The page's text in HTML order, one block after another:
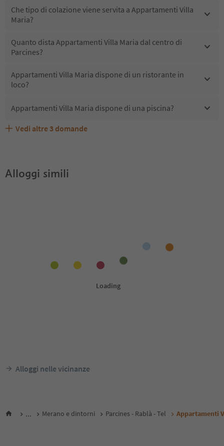
Che tipo di colazione viene servita a Appartamenti Villa
Maria?
Quanto dista Appartamenti Villa Maria dal centro di
Parcines?
Appartamenti Villa Maria dispone di un ristorante in
loco?
Appartamenti Villa Maria dispone di una piscina?
Appartamenti Villa Maria accetta animali domestici?
Quali servizi/attività sono disponibili presso
Gli ospiti di Appartamenti Villa Maria ricevono l'Alto
Vedi altre 3 domande
Alloggi simili
Alloggi nelle vicinanze
... Merano e dintorni Parcines - Rablà - Tel Appartamenti